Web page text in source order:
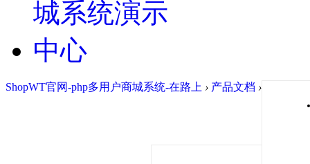
ShopWT官网-php多用户商城系统-在路上 › 产品文档 ›